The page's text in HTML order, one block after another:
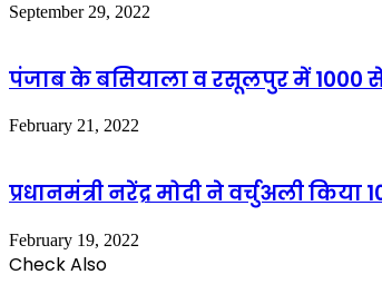
September 29, 2022
पंजाब के बसियाला व रसूलपुर में 1000
February 21, 2022
प्रधानमंत्री नरेंद्र मोदी ने वर्चुअली किया
February 19, 2022
Check Also